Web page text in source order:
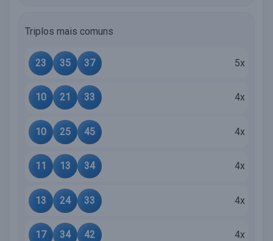
Triplos mais comuns
23 35 37 5x
10 21 33 4x
10 25 45 4x
11 13 34 4x
13 24 33 4x
17 34 42 4x